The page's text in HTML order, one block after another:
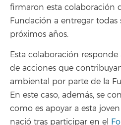
firmaron esta colaboración
Fundación a entregar todas
próximos años.
Esta colaboración
de acciones que
ambiental por parte de la
En este caso, además, se
como es apoyar a esta
nació tras participar en el